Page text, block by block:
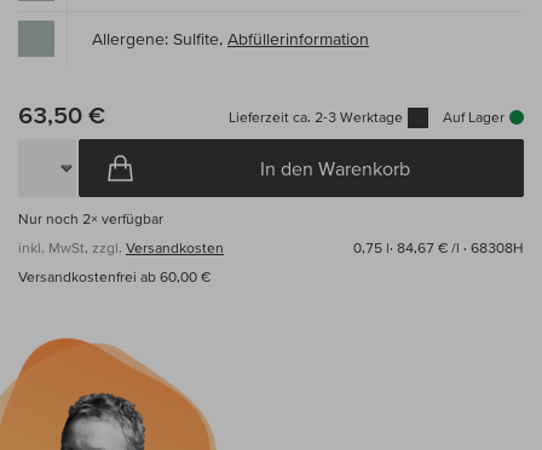
Allergene: Sulfite, Abfüllerinformation
63,50 € Lieferzeit ca. 2-3 Werktage Auf Lager
In den Warenkorb
Nur noch 2× verfügbar
inkl. MwSt, zzgl. Versandkosten 0,75 l· 84,67 € /l · 68308H
Versandkostenfrei ab 60,00 €